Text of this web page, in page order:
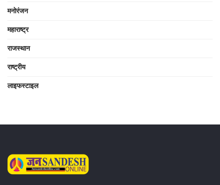
मनोरंजन
महाराष्ट्र
राजस्थान
राष्ट्रीय
लाइफस्टाइल